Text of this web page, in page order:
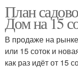
План
Дом на 15
В продаже на
или 15 соток и
как раз идёт от 15